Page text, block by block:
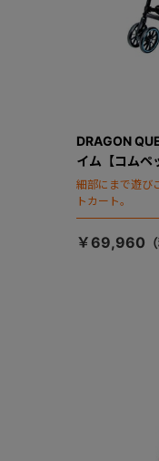
DRAGON
イム【コムペ
細部にまで遊び
トカート。
￥69,960